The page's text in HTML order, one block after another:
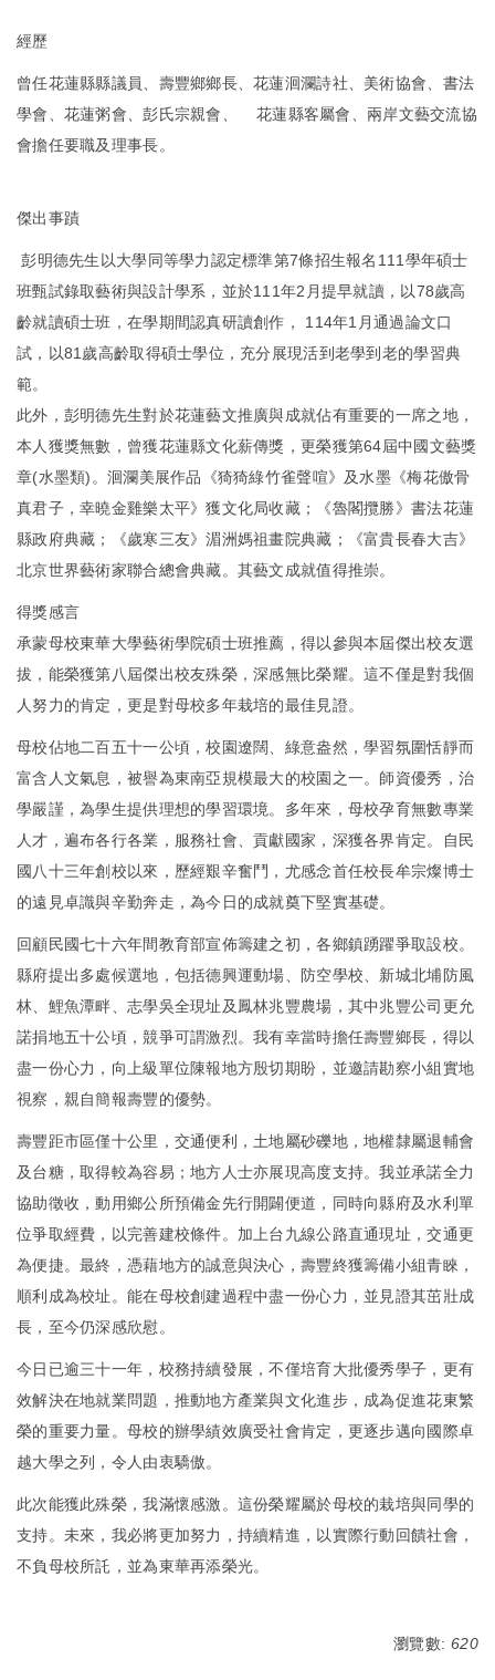
經歷
曾任花蓮縣縣議員、壽豐鄉鄉長、花蓮洄瀾詩社、美術協會、書法
學會、花蓮粥會、彭氏宗親會、 花蓮縣客屬會、兩岸文藝交流協
會擔任要職及理事長。
傑出事蹟
彭明德先生以大學同等學力認定標準第7條招生報名111學年碩士
班甄試錄取藝術與設計學系，並於111年2月提早就讀，以78歲高
齡就讀碩士班，在學期間認真研讀創作， 114年1月通過論文口
試，以81歲高齡取得碩士學位，充分展現活到老學到老的學習典
範。
此外，彭明德先生對於花蓮藝文推廣與成就佔有重要的一席之地，
本人獲獎無數，曾獲花蓮縣文化薪傳獎，更榮獲第64屆中國文藝獎
章(水墨類)。洄瀾美展作品《猗猗綠竹雀聲喧》及水墨《梅花傲骨
真君子，幸曉金雞樂太平》獲文化局收藏；《魯閣攬勝》書法花蓮
縣政府典藏；《歲寒三友》湄洲媽祖畫院典藏；《富貴長春大吉》
北京世界藝術家聯合總會典藏。其藝文成就值得推崇。
得獎感言
承蒙母校東華大學藝術學院碩士班推薦，得以參與本屆傑出校友選
拔，能榮獲第八屆傑出校友殊榮，深感無比榮耀。這不僅是對我個
人努力的肯定，更是對母校多年栽培的最佳見證。
母校佔地二百五十一公頃，校園遼闊、綠意盎然，學習氛圍恬靜而
富含人文氣息，被譽為東南亞規模最大的校園之一。師資優秀，治
學嚴謹，為學生提供理想的學習環境。多年來，母校孕育無數專業
人才，遍布各行各業，服務社會、貢獻國家，深獲各界肯定。自民
國八十三年創校以來，歷經艱辛奮鬥，尤感念首任校長牟宗燦博士
的遠見卓識與辛勤奔走，為今日的成就奠下堅實基礎。
回顧民國七十六年間教育部宣佈籌建之初，各鄉鎮踴躍爭取設校。
縣府提出多處候選地，包括德興運動場、防空學校、新城北埔防風
林、鯉魚潭畔、志學吳全現址及鳳林兆豐農場，其中兆豐公司更允
諾捐地五十公頃，競爭可謂激烈。我有幸當時擔任壽豐鄉長，得以
盡一份心力，向上級單位陳報地方殷切期盼，並邀請勘察小組實地
視察，親自簡報壽豐的優勢。
壽豐距市區僅十公里，交通便利，土地屬砂礫地，地權隸屬退輔會
及台糖，取得較為容易；地方人士亦展現高度支持。我並承諾全力
協助徵收，動用鄉公所預備金先行開闢便道，同時向縣府及水利單
位爭取經費，以完善建校條件。加上台九線公路直通現址，交通更
為便捷。最終，憑藉地方的誠意與決心，壽豐終獲籌備小組青睞，
順利成為校址。能在母校創建過程中盡一份心力，並見證其茁壯成
長，至今仍深感欣慰。
今日已逾三十一年，校務持續發展，不僅培育大批優秀學子，更有
效解決在地就業問題，推動地方產業與文化進步，成為促進花東繁
榮的重要力量。母校的辦學績效廣受社會肯定，更逐步邁向國際卓
越大學之列，令人由衷驕傲。
此次能獲此殊榮，我滿懷感激。這份榮耀屬於母校的栽培與同學的
支持。未來，我必將更加努力，持續精進，以實際行動回饋社會，
不負母校所託，並為東華再添榮光。
瀏覽數: 620